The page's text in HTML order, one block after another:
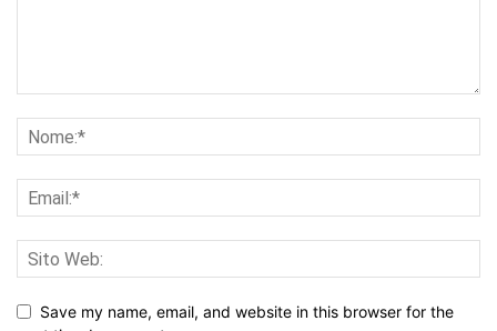
Save my name, email, and website in this browser for the